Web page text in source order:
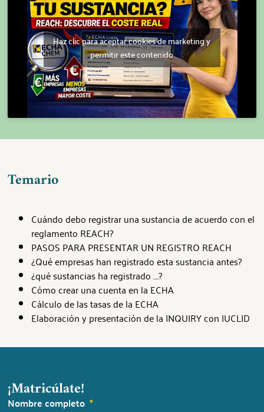
Haz clic para aceptar cookies de marketing y
permitir este contenido
Temario
Cuándo debo registrar una sustancia de acuerdo con el
reglamento REACH?
PASOS PARA PRESENTAR UN REGISTRO REACH
¿Qué empresas han registrado esta sustancia antes?
¿qué sustancias ha registrado ….?
Cómo crear una cuenta en la ECHA
Cálculo de las tasas de la ECHA
Elaboración y presentación de la INQUIRY con IUCLID
¡Matricúlate!
Nombre completo